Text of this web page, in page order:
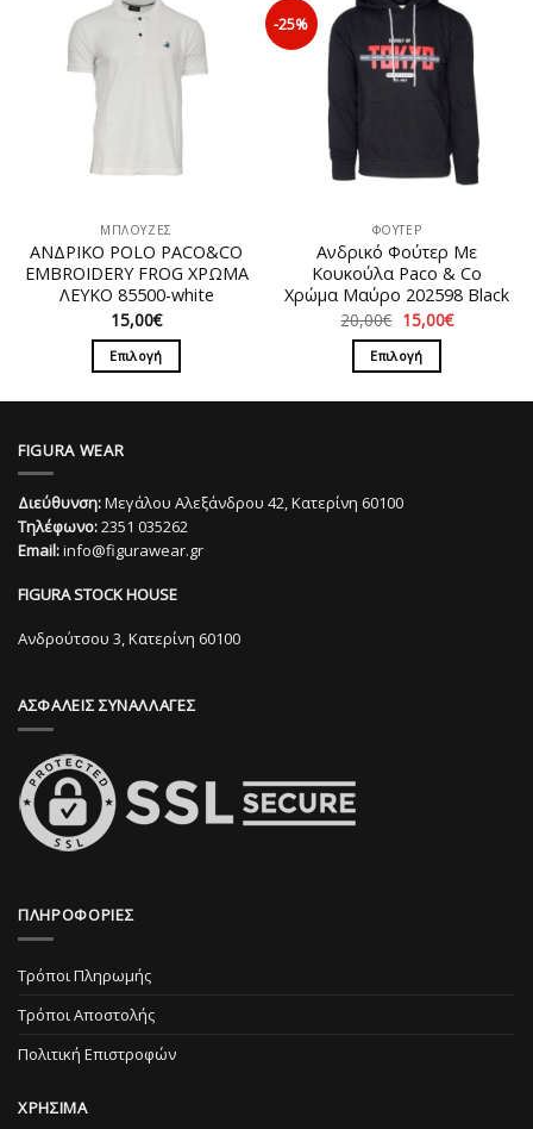
έχει
πολλαπλές
παραλλαγές.
σελίδα
του
προϊόντος
ΜΠΛΟΥΖΕΣ
ΑΝΔΡΙΚΟ POLO PACO&CO
EMBROIDERY FROG ΧΡΩΜΑ
ΛΕΥΚΟ 85500-white
15,00€
Επιλογή
το
παραλλαγές.
Οι
επιλογές
μπορούν
επιλεγούν
του
-25%
ΦΟΥΤΕΡ
Ανδρικό Φούτερ Με
Κουκούλα Paco & Co
Χρώμα Μαύρο 202598 Black
20,00€ Original
price
was:
20,00€.
15,00€Η
τρέχουσα
Επιλογή
το
παραλλαγές.
FIGURA WEAR
Διεύθυνση:Μεγάλου Αλεξάνδρου 42, Κατερίνη 60100
Τηλέφωνο:2351 035262
Email:info@figurawear.gr
FIGURA STOCK HOUSE
Ανδρούτσου 3, Κατερίνη 60100
ΑΣΦΑΛΕΙΣ ΣΥΝΑΛΛΑΓΕΣ
ΠΛΗΡΟΦΟΡΙΕΣ
Τρόποι Πληρωμής
Τρόποι Αποστολής
Πολιτική Επιστροφών
ΧΡΗΣΙΜΑ